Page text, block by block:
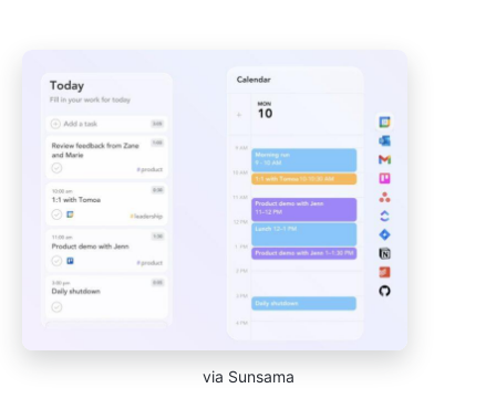
via Sunsama